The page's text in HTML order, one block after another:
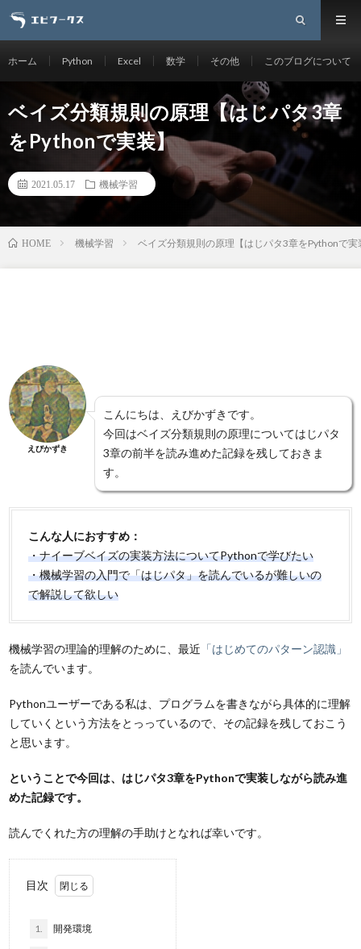
ホーム Python Excel 数学 その他 このブログについて
ベイズ分類規則の原理【はじパタ3章
をPythonで実装】
2021.05.17 機械学習
HOME 機械学習 ベイズ分類規則の原理【はじパタ3章をPythonで実
えびかずき
こんにちは、えびかずきです。
今回はベイズ分類規則の原理についてはじパタ
3章の前半を読み進めた記録を残しておきま
す。
こんな人におすすめ：
・ナイーブベイズの実装方法についてPythonで学びたい
・機械学習の入門で「はじパタ」を読んでいるが難しいの
で解説して欲しい
機械学習の理論的理解のために、最近 「はじめてのパターン認識」
を読んでいます。
Pythonユーザーである私は、プログラムを書きながら具体的に理解
していくという方法をとっっているので、その記録を残しておこう
と思います。
ということで今回は、はじパタ3章をPythonで実装しながら読み進
めた記録です。
読んでくれた方の理解の手助けとなれば幸いです。
目次
1. 開発環境